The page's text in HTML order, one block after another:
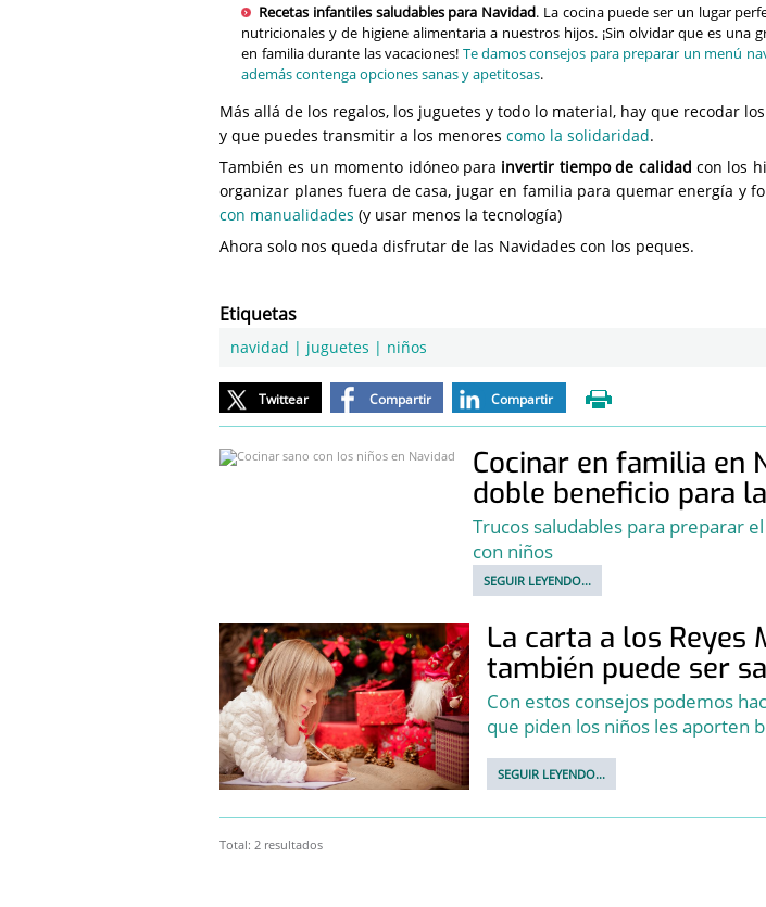
Recetas infantiles saludables para Navidad. La cocina puede ser un lugar
nutricionales y de higiene alimentaria a nuestros hijos. ¡Sin olvidar que es una
en familia durante las vacaciones! Te damos consejos para preparar un menú
además contenga opciones sanas y apetitosas.
Más allá de los regalos, los juguetes y todo lo material, hay que recodar
y que puedes transmitir a los menores como la solidaridad.
También es un momento idóneo para invertir tiempo de calidad con los
organizar planes fuera de casa, jugar en familia para quemar energía y
con manualidades (y usar menos la tecnología)
Ahora solo nos queda disfrutar de las Navidades con los peques.
Etiquetas
navidad | juguetes | niños
Twittear Compartir Compartir
Cocinar en familia en
doble beneficio para
Trucos saludables para preparar
con niños
SEGUIR LEYENDO...
La carta a los Reyes
también puede ser
Con estos consejos podemos
que piden los niños les aporten
SEGUIR LEYENDO...
Total: 2 resultados